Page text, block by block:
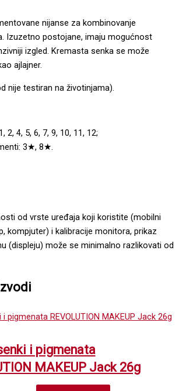
nijanse za kombinovanje
Izuzetno postojane, imaju mogućnost
izgled. Kremasta senka se može
ajlajner.
nije testiran na životinjama).
2, 4, 5, 6, 7, 9, 10, 11, 12;
3★, 8★.
od vrste uređaja koji koristite (mobilni
kompjuter) i kalibracije monitora, prikaz
(displeju) može se minimalno razlikovati od
i pigmenata
MAKEUP Jack 26g